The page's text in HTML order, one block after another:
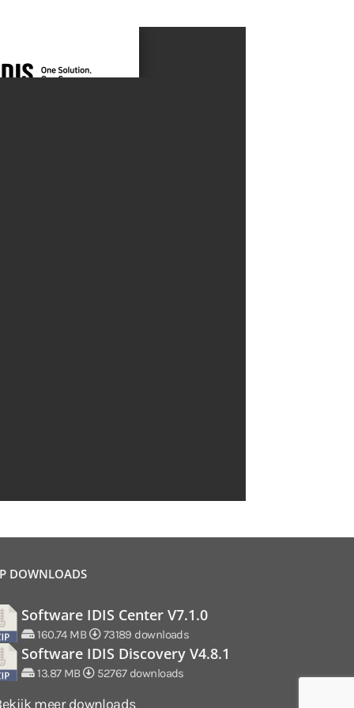
DOWNLOADS
Software IDIS Center V7.1.0
160.74 MB 73189 downloads
Software IDIS Discovery V4.8.1
13.87 MB 52767 downloads
meer downloads